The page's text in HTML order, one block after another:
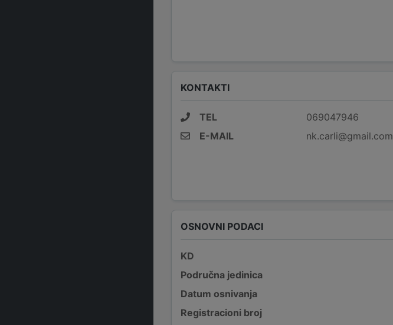
KONTAKTI
TEL
069047946
E-MAIL
nk.carli@gmail.com
OSNOVNI PODACI
KD
Područna jedinica
Datum osnivanja
Registracioni broj